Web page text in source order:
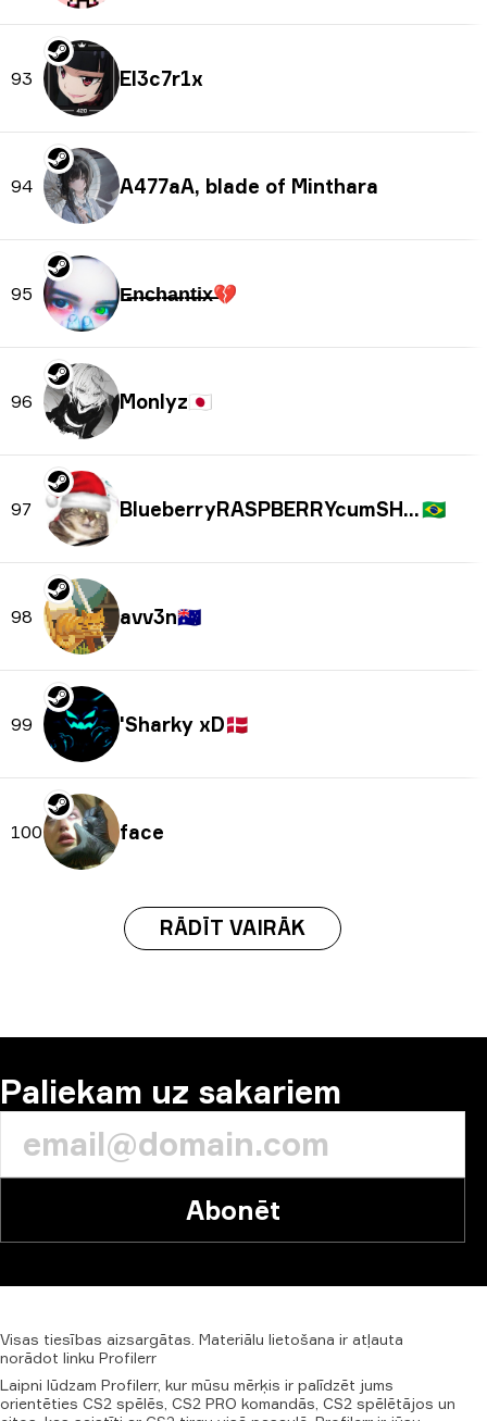
93 El3c7r1x
94 A477aA, blade of Minthara
95 E̶n̶c̶h̶a̶n̶t̶i̶x̶💔
96 Monlyz🇯🇵
97 BlueberryRASPBERRYcumSHOT 🇧🇷
98 avv3n🇦🇺
99 'Sharky xD🇩🇰
100 face
RĀDĪT VAIRĀK
Paliekam uz sakariem
Abonēt
Visas tiesības aizsargātas. Materiālu lietošana ir atļauta
norādot linku Profilerr
Laipni lūdzam Profilerr, kur mūsu mērķis ir palīdzēt jums
orientēties CS2 spēlēs, CS2 PRO komandās, CS2 spēlētājos un